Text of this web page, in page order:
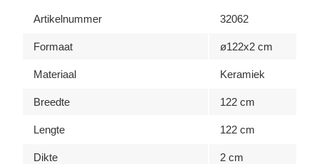
Artikelnummer 32062
Formaat ø122x2 cm
Materiaal Keramiek
Breedte 122 cm
Lengte 122 cm
Dikte 2 cm